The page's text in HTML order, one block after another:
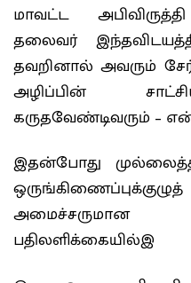
மாவட்ட
தலைவர்
தவறினால் அவரும்
அழிப்பின்
கருதவேண்டிவரும் –
இதன்போது
அமைச்சருமான
பதிலளிக்கையில்இ